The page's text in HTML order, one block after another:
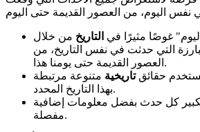
غوصًا مثيرًا في التاريخ من خلال
التي حدثت في نفس التاريخ، من
العصور القديمة حتى يومنا هذا.
حقائقتاريخية متنوعة مرتبطة
بهذا التاريخ المحدد.
كل حدث بفضل معلومات إضافية
مفصلة.